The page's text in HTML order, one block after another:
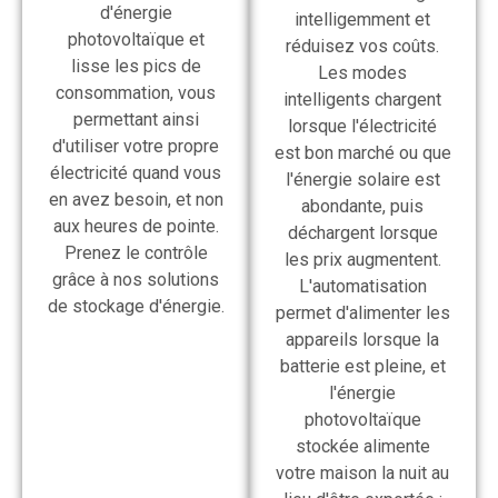
d'énergie
photovoltaïque et
lisse les pics de
consommation, vous
permettant ainsi
d'utiliser votre propre
électricité quand vous
en avez besoin, et non
aux heures de pointe.
Prenez le contrôle
grâce à nos solutions
de stockage d'énergie.
intelligemment et
réduisez vos coûts.
Les modes
intelligents chargent
lorsque l'électricité
est bon marché ou que
l'énergie solaire est
abondante, puis
déchargent lorsque
les prix augmentent.
L'automatisation
permet d'alimenter les
appareils lorsque la
batterie est pleine, et
l'énergie
photovoltaïque
stockée alimente
votre maison la nuit au